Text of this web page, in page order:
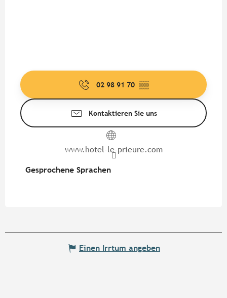
02 98 91 70 ▒▒
Kontaktieren Sie uns
www.hotel-le-prieure.com
Gesprochene Sprachen
Gesprochene Sprachen
Einen Irrtum angeben